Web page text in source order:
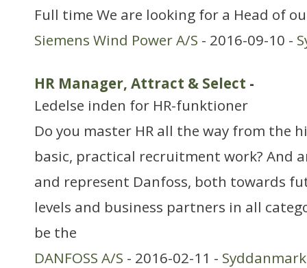
Full time We are looking for a Head of
Siemens Wind Power A/S - 2016-09-10 -
HR Manager, Attract & Select -
Ledelse inden for HR-funktioner
Do you master HR all the way from the
basic, practical recruitment work? And
and represent Danfoss, both towards
levels and business partners in all
be the
DANFOSS A/S - 2016-02-11 - Syddanmark